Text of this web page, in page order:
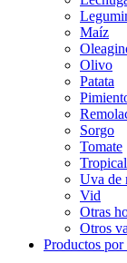
Maíz
Olivo
Patata
Sorgo
Tomate
Uva de
Vid
Otras
Otros
Productos